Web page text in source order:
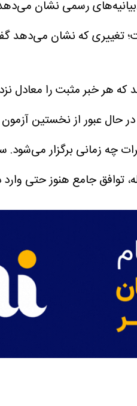
رسمی نشان
که نشان می‌دهد
هر خبر مثبت را معادل
حال عبور از نخستین
توافق جامع هنوز حتی